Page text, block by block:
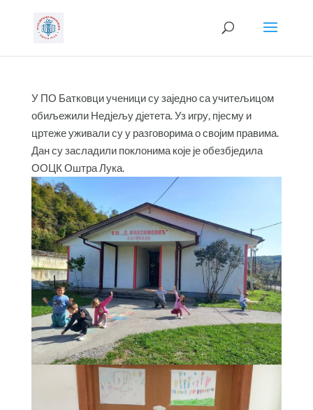
У ПО Батковци ученици су заједно са учитељицом
обиљежили Недјељу дјетета. Уз игру, пјесму и
цртеже уживали су у разговорима о својим правима.
Дан су засладили поклонима које је обезбједила
ООЦК Оштра Лука.